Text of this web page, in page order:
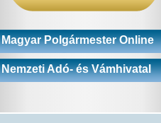
Magyar Polgármester Online
Nemzeti Adó- és Vámhivatal